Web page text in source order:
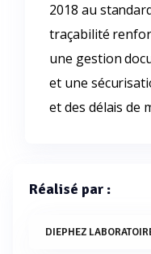
2018 au
traçabilité
une gestion
et une
et des délais de
Réalisé par :
DIEPHEZ